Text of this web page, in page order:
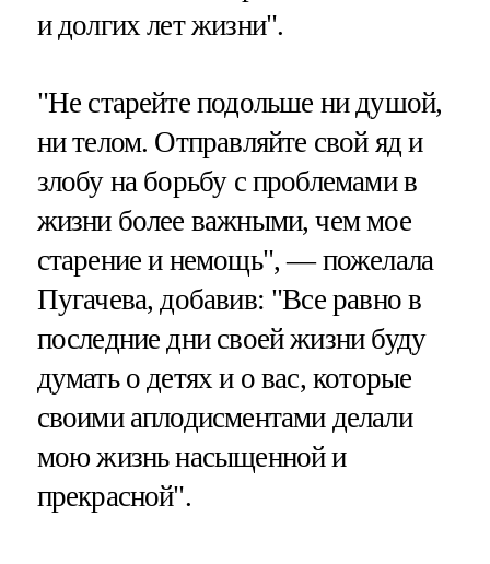
и долгих лет жизни".
"Не старейте подольше ни душой,
ни телом. Отправляйте свой яд и
злобу на борьбу с проблемами в
жизни более важными, чем мое
старение и немощь", — пожелала
Пугачева, добавив: "Все равно в
последние дни своей жизни буду
думать о детях и о вас, которые
своими аплодисментами делали
мою жизнь насыщенной и
прекрасной".